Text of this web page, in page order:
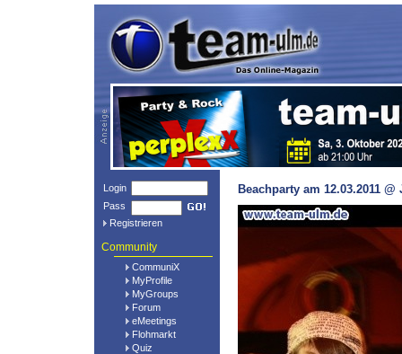
Login
Pass
Registrieren
Community
CommuniX
MyProfile
MyGroups
Forum
eMeetings
Flohmarkt
Quiz
Beachparty am 12.03.2011